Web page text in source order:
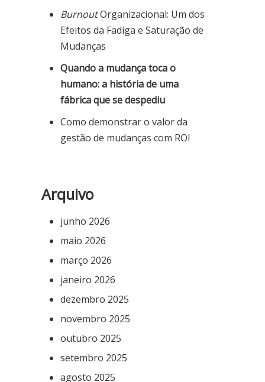
BurnoutOrganizacional: Um dos
Efeitos da Fadiga e Saturação de
Mudanças
Quando a mudança toca o
humano: a história de uma
fábrica que se despediu
Como demonstrar o valor da
gestão de mudanças com ROI
Arquivo
junho 2026
maio 2026
março 2026
janeiro 2026
dezembro 2025
novembro 2025
outubro 2025
setembro 2025
agosto 2025